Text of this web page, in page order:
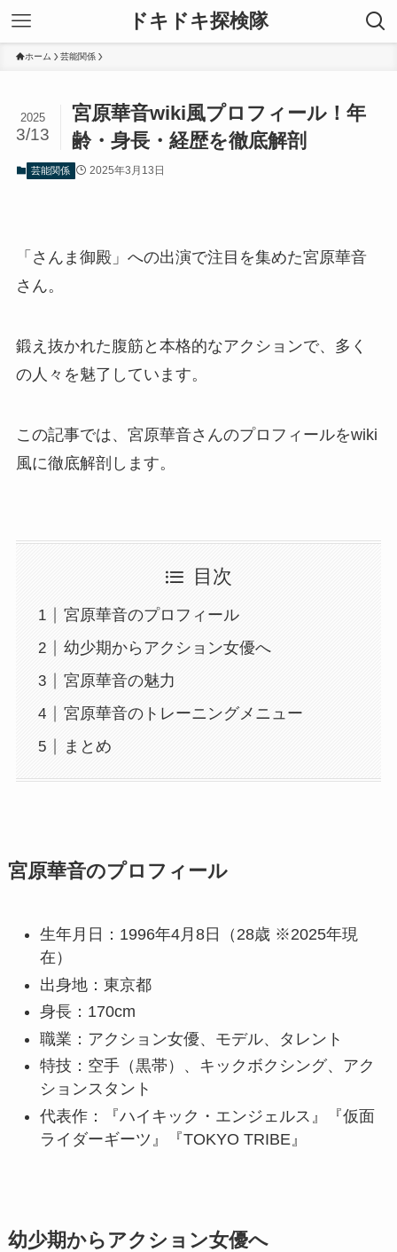
ドキドキ探検隊
ホーム 芸能関係
宮原華音wiki風プロフィール！年
齢・身長・経歴を徹底解剖
2025
3/13
芸能関係 2025年3月13日
「さんま御殿」への出演で注目を集めた宮原華音
さん。
鍛え抜かれた腹筋と本格的なアクションで、多く
の人々を魅了しています。
この記事では、宮原華音さんのプロフィールをwiki
風に徹底解剖します。
目次
宮原華音のプロフィール
幼少期からアクション女優へ
宮原華音の魅力
宮原華音のトレーニングメニュー
まとめ
宮原華音のプロフィール
生年月日：1996年4月8日（28歳 ※2025年現
在）
出身地：東京都
身長：170cm
職業：アクション女優、モデル、タレント
特技：空手（黒帯）、キックボクシング、アク
ションスタント
代表作：『ハイキック・エンジェルス』『仮面
ライダーギーツ』『TOKYO TRIBE』
幼少期からアクション女優へ